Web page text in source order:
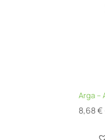
Arga –
8,68€